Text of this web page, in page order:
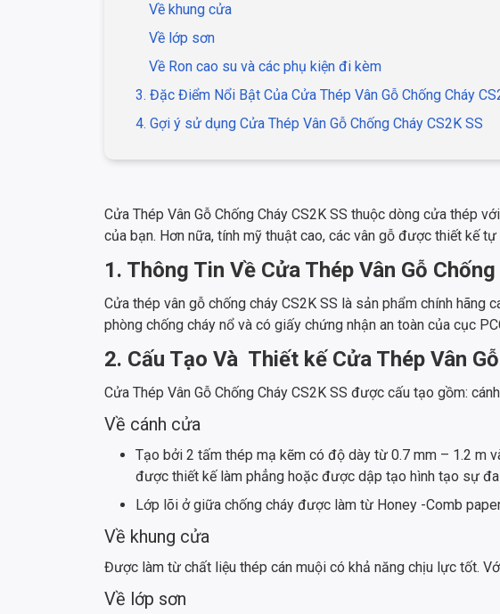
Về khung cửa
Về lớp sơn
Về Ron cao su và các phụ kiện đi kèm
3. Đặc Điểm Nổi Bật Của Cửa Thép Vân Gỗ Chống Cháy
4. Gợi ý sử dụng Cửa Thép Vân Gỗ Chống Cháy CS2K SS
Cửa Thép Vân Gỗ Chống Cháy CS2K SS thuộc dòng cửa thép
của bạn. Hơn nữa, tính mỹ thuật cao, các vân gỗ được thiết kế
1. Thông Tin Về Cửa Thép Vân Gỗ
Cửa thép vân gỗ chống cháy CS2K SS là sản phẩm chính
phòng chống cháy nổ và có giấy chứng nhận an toàn của cục
2. Cấu Tạo Và Thiết kế Cửa Thép Vân
Cửa Thép Vân Gỗ Chống Cháy CS2K SS được cấu tạo gồm:
Về cánh cửa
Tạo bởi 2 tấm thép mạ kẽm có độ dày từ 0.7 mm – 1.2 m
được thiết kế làm phẳng hoặc được dập tạo hình tạo sự
Lớp lõi ở giữa chống cháy được làm từ Honey -Comb
Về khung cửa
Được làm từ chất liệu thép cán muội có khả năng chịu lực tốt.
Về lớp sơn